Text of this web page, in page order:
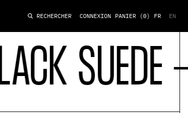
RECHERCHER CONNEXION PANIER (0) FR EN
- 43